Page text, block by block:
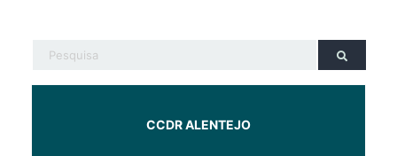
CCDR ALENTEJO